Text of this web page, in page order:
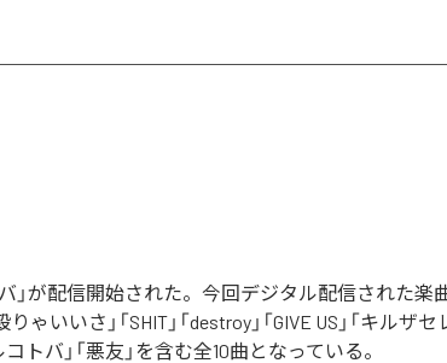
」が配信開始された。今回デジタル配信された楽
りゃいいさ」「SHIT」「destroy」「GIVE US」「キルザセ
コトバ」「悪友」を含む全10曲となっている。